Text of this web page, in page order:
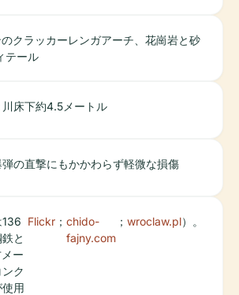
クラッカーレンガアーチ、花崗岩と砂
テール
川床下約4.5メートル
弾の直撃にもかかわらず軽微な損傷
と
ー
ンク
使用
Flickr ； chido-
fajny.com
； wroclaw.pl）。